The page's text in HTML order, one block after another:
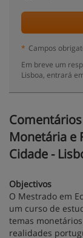
* Campos
Em breve um
Lisboa, entrará
Monetária e
Cidade -
Objectivos
O Mestrado em
um curso de
temas
realidades